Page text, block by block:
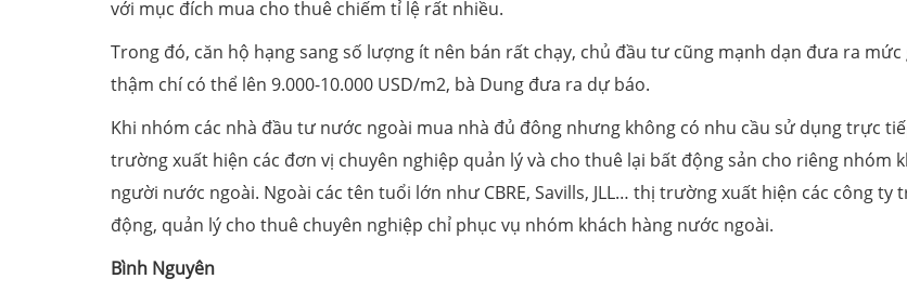
với mục đích mua cho thuê chiếm tỉ lệ rất nhiều.
Trong đó, căn hộ hạng sang số lượng ít nên bán rất chạy, chủ đầu tư cũng mạnh dạn đưa ra mức
thậm chí có thể lên 9.000-10.000 USD/m2, bà Dung đưa ra dự báo.
Khi nhóm các nhà đầu tư nước ngoài mua nhà đủ đông nhưng không có nhu cầu sử dụng trực
trường xuất hiện các đơn vị chuyên nghiệp quản lý và cho thuê lại bất động sản cho riêng nhóm
người nước ngoài. Ngoài các tên tuổi lớn như CBRE, Savills, JLL… thị trường xuất hiện các công ty
động, quản lý cho thuê chuyên nghiệp chỉ phục vụ nhóm khách hàng nước ngoài.
Bình Nguyên